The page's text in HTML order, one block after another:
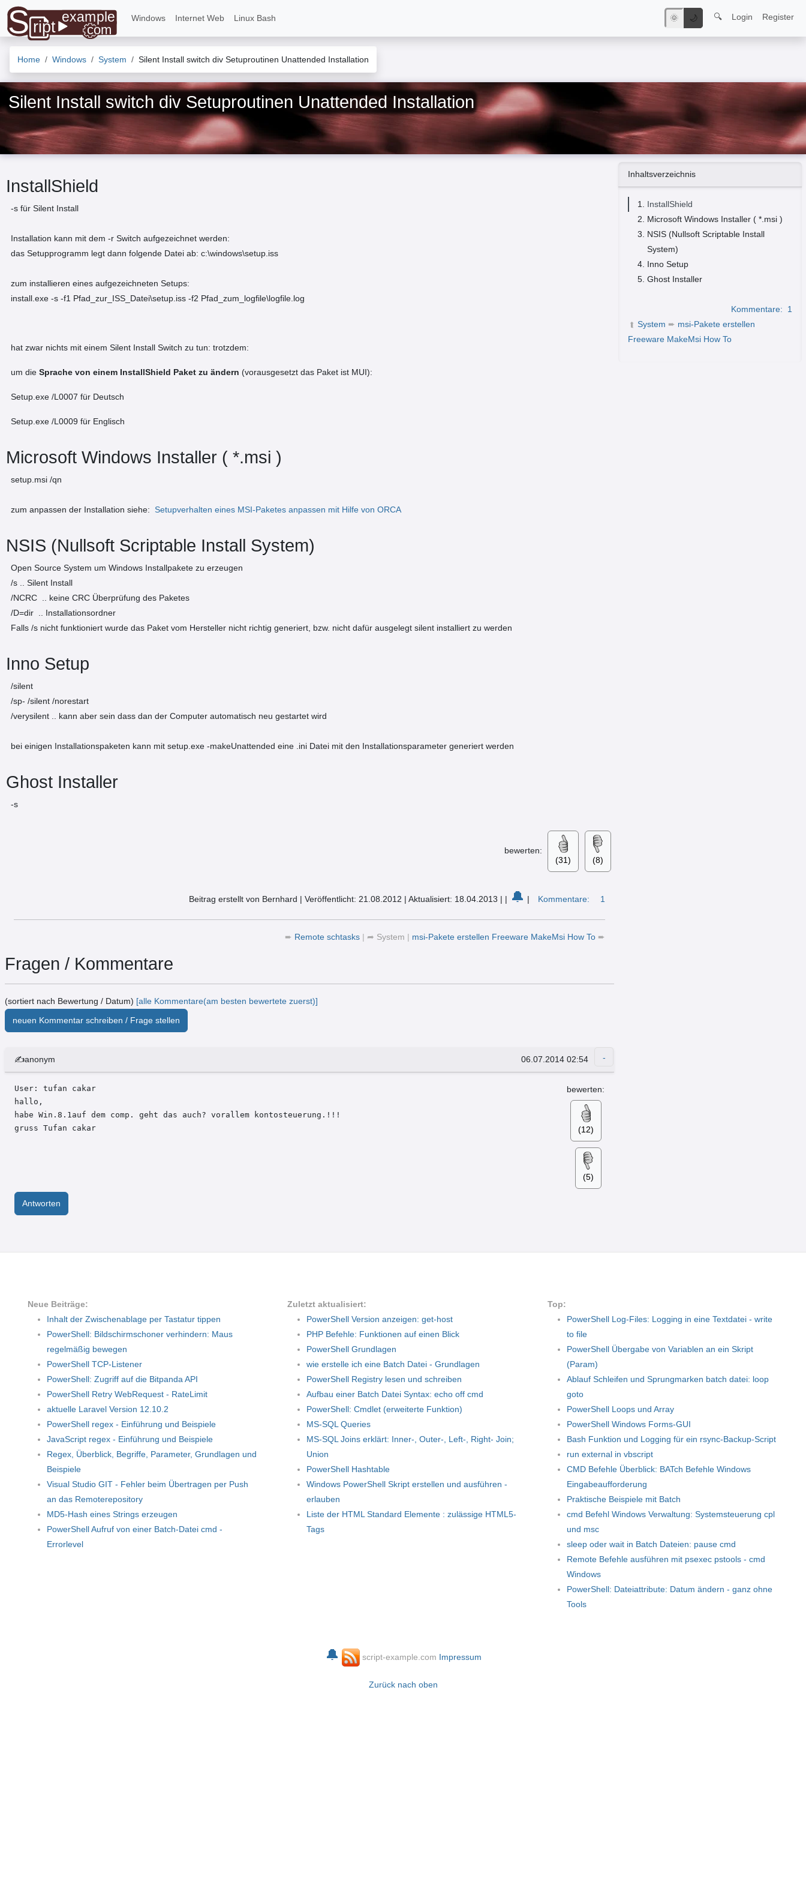
Windows Internet Web Linux Bash 🌞 🌙 🔍 Login Register
Home Windows System Silent Install switch div Setuproutinen Unattended Installation
Silent Install switch div Setuproutinen Unattended Installation
Inhaltsverzeichnis
InstallShield
Microsoft Windows Installer ( *.msi )
NSIS (Nullsoft Scriptable Install
System)
Inno Setup
Ghost Installer
Kommentare: 1
➦ System ➨ msi-Pakete erstellen
Freeware MakeMsi How To
InstallShield
-s für Silent Install
Installation kann mit dem -r Switch aufgezeichnet werden:
das Setupprogramm legt dann folgende Datei ab: c:\windows\setup.iss
zum installieren eines aufgezeichneten Setups:
install.exe -s -f1 Pfad_zur_ISS_Datei\setup.iss -f2 Pfad_zum_logfile\logfile.log
hat zwar nichts mit einem Silent Install Switch zu tun: trotzdem:
um die Sprache von einem InstallShield Paket zu ändern (vorausgesetzt das Paket ist MUI):
Setup.exe /L0007 für Deutsch
Setup.exe /L0009 für Englisch
Microsoft Windows Installer ( *.msi )
setup.msi /qn
zum anpassen der Installation siehe: Setupverhalten eines MSI-Paketes anpassen mit Hilfe von ORCA
NSIS (Nullsoft Scriptable Install System)
Open Source System um Windows Installpakete zu erzeugen
/s .. Silent Install
/NCRC .. keine CRC Überprüfung des Paketes
/D=dir .. Installationsordner
Falls /s nicht funktioniert wurde das Paket vom Hersteller nicht richtig generiert, bzw. nicht dafür ausgelegt silent installiert zu werden
Inno Setup
/silent
/sp- /silent /norestart
/verysilent .. kann aber sein dass dan der Computer automatisch neu gestartet wird
bei einigen Installationspaketen kann mit setup.exe -makeUnattended eine .ini Datei mit den Installationsparameter generiert werden
Ghost Installer
-s
bewerten:
(31)
(8)
Beitrag erstellt von Bernhard | Veröffentlicht: 21.08.2012 | Aktualisiert: 18.04.2013 | | 🔔 | Kommentare: 1
➨ Remote schtasks | ➦ System | msi-Pakete erstellen Freeware MakeMsi How To ➨
Fragen / Kommentare
(sortiert nach Bewertung / Datum) [alle Kommentare(am besten bewertete zuerst)]
neuen Kommentar schreiben / Frage stellen
✍anonym 06.07.2014 02:54
User: tufan cakar
hallo,
habe Win.8.1auf dem comp. geht das auch? vorallem kontosteuerung.!!!
gruss Tufan cakar
bewerten:
(12)
(5)
Antworten
Neue Beiträge:
Inhalt der Zwischenablage per Tastatur tippen
PowerShell: Bildschirmschoner verhindern: Maus
regelmäßig bewegen
PowerShell TCP-Listener
PowerShell: Zugriff auf die Bitpanda API
PowerShell Retry WebRequest - RateLimit
aktuelle Laravel Version 12.10.2
PowerShell regex - Einführung und Beispiele
JavaScript regex - Einführung und Beispiele
Regex, Überblick, Begriffe, Parameter, Grundlagen und
Beispiele
Visual Studio GIT - Fehler beim Übertragen per Push
an das Remoterepository
MD5-Hash eines Strings erzeugen
PowerShell Aufruf von einer Batch-Datei cmd -
Errorlevel
Zuletzt aktualisiert:
PowerShell Version anzeigen: get-host
PHP Befehle: Funktionen auf einen Blick
PowerShell Grundlagen
wie erstelle ich eine Batch Datei - Grundlagen
PowerShell Registry lesen und schreiben
Aufbau einer Batch Datei Syntax: echo off cmd
PowerShell: Cmdlet (erweiterte Funktion)
MS-SQL Queries
MS-SQL Joins erklärt: Inner-, Outer-, Left-, Right- Join;
Union
PowerShell Hashtable
Windows PowerShell Skript erstellen und ausführen -
erlauben
Liste der HTML Standard Elemente : zulässige HTML5-
Tags
Top:
PowerShell Log-Files: Logging in eine Textdatei - write
to file
PowerShell Übergabe von Variablen an ein Skript
(Param)
Ablauf Schleifen und Sprungmarken batch datei: loop
goto
PowerShell Loops und Array
PowerShell Windows Forms-GUI
Bash Funktion und Logging für ein rsync-Backup-Script
run external in vbscript
CMD Befehle Überblick: BATch Befehle Windows
Eingabeaufforderung
Praktische Beispiele mit Batch
cmd Befehl Windows Verwaltung: Systemsteuerung cpl
und msc
sleep oder wait in Batch Dateien: pause cmd
Remote Befehle ausführen mit psexec pstools - cmd
Windows
PowerShell: Dateiattribute: Datum ändern - ganz ohne
Tools
🔔 script-example.com Impressum
Zurück nach oben